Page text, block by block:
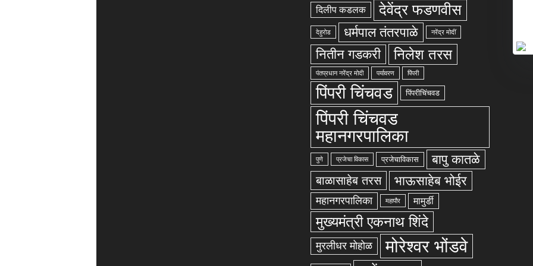
दिलीप कडलक देवेंद्र फडणवीस
देहुरोड धर्मपाल तंतरपाळे नरेंद्र मोदीं
नितीन गडकरी निलेश तरस
पंतप्रधान नरेंद्र मोदी पर्यावरण पिंपरी
पिंपरी चिंचवड पिंपरीचिंचवड
पिंपरी चिंचवड
महानगरपालिका
पुणे प्रजेचा विकास प्रजेचाविकास बापु कातळे
बाळासाहेब तरस भाऊसाहेब भोईर
महानगरपालिका महापौर मामुर्डी
मुख्यमंत्री एकनाथ शिंदे
मुरलीधर मोहोळ मोरेश्वर भोंडवे